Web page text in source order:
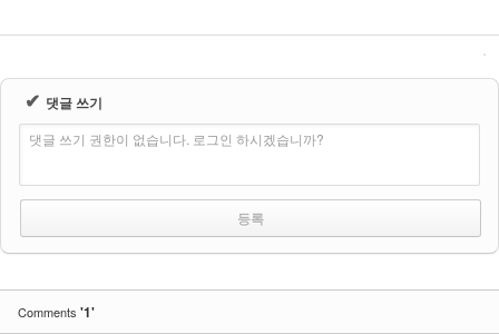
✔ 댓글 쓰기
댓글 쓰기 권한이 없습니다. 로그인 하시겠습니까?
Comments '1'